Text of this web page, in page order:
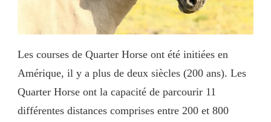
Les courses de Quarter Horse ont été initiées en
Amérique, il y a plus de deux siècles (200 ans). Les
Quarter Horse ont la capacité de parcourir 11
différentes distances comprises entre 200 et 800